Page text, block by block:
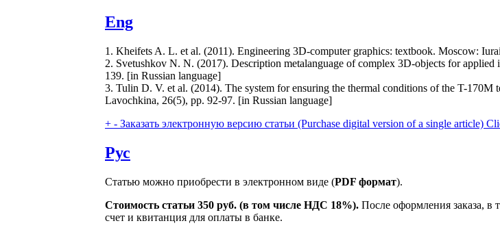
Eng
1. Kheifets A. L. et al. (2011). Engineering 3D-computer graphics: textbook. Moscow:
2. Svetushkov N. N. (2017). Description metalanguage of complex 3D-objects for
139. [in Russian language]
3. Tulin D. V. et al. (2014). The system for ensuring the thermal conditions of the T-170M
Lavochkina, 26(5), pp. 92-97. [in Russian language]
+ - Заказать электронную версию статьи (Purchase digital version of a single article)
Рус
Статью можно приобрести в электронном виде (PDF формат).
Стоимость статьи 350 руб. (в том числе НДС 18%). После оформления заказа, в
счет и квитанция для оплаты в банке.